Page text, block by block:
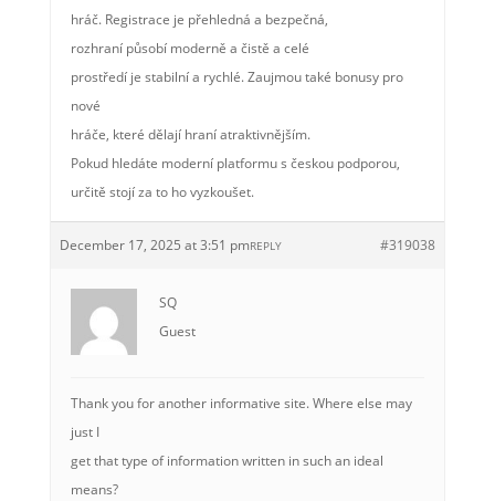
hráč. Registrace je přehledná a bezpečná,
rozhraní působí moderně a čistě a celé
prostředí je stabilní a rychlé. Zaujmou také bonusy pro
nové
hráče, které dělají hraní atraktivnějším.
Pokud hledáte moderní platformu s českou podporou,
určitě stojí za to ho vyzkoušet.
December 17, 2025 at 3:51 pm #319038
REPLY
SQ
Guest
Thank you for another informative site. Where else may
just I
get that type of information written in such an ideal
means?